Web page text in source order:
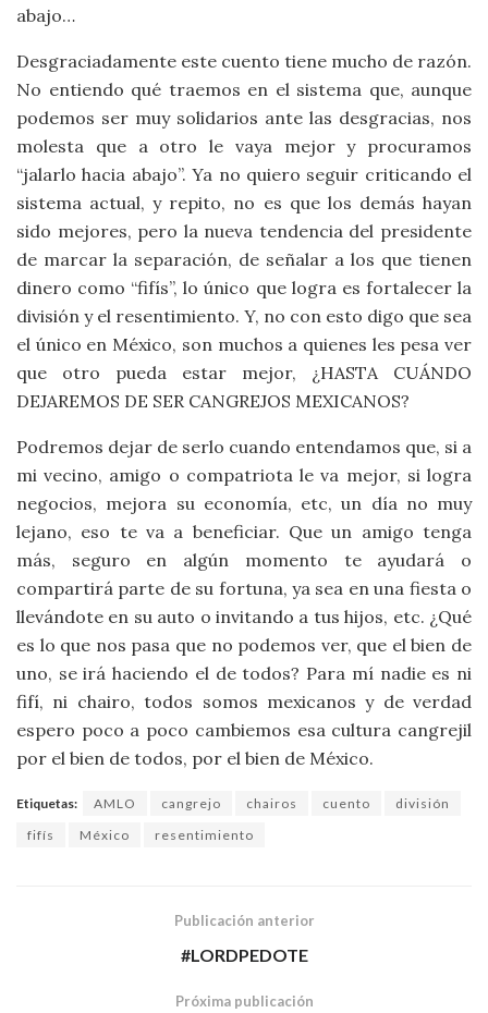
abajo…
Desgraciadamente este cuento tiene mucho de razón.
No entiendo qué traemos en el sistema que, aunque
podemos ser muy solidarios ante las desgracias, nos
molesta que a otro le vaya mejor y procuramos
“jalarlo hacia abajo”. Ya no quiero seguir criticando el
sistema actual, y repito, no es que los demás hayan
sido mejores, pero la nueva tendencia del presidente
de marcar la separación, de señalar a los que tienen
dinero como “fifís”, lo único que logra es fortalecer la
división y el resentimiento. Y, no con esto digo que sea
el único en México, son muchos a quienes les pesa ver
que otro pueda estar mejor, ¿HASTA CUÁNDO
DEJAREMOS DE SER CANGREJOS MEXICANOS?
Podremos dejar de serlo cuando entendamos que, si a
mi vecino, amigo o compatriota le va mejor, si logra
negocios, mejora su economía, etc, un día no muy
lejano, eso te va a beneficiar. Que un amigo tenga
más, seguro en algún momento te ayudará o
compartirá parte de su fortuna, ya sea en una fiesta o
llevándote en su auto o invitando a tus hijos, etc. ¿Qué
es lo que nos pasa que no podemos ver, que el bien de
uno, se irá haciendo el de todos? Para mí nadie es ni
fifí, ni chairo, todos somos mexicanos y de verdad
espero poco a poco cambiemos esa cultura cangrejil
por el bien de todos, por el bien de México.
Etiquetas: AMLO cangrejo chairos cuento
división
fifís
México resentimiento
Publicación anterior
#LORDPEDOTE
Próxima publicación